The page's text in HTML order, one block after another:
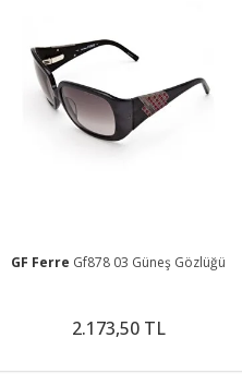
GF Ferre Gf878 03 Güneş Gözlüğü
2.173,50 TL